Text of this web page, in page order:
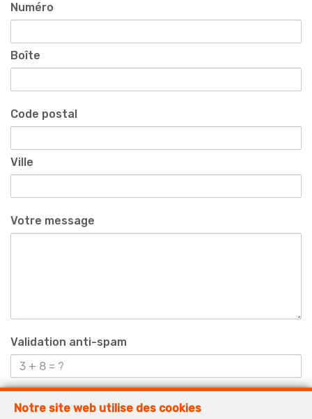
Numéro
Boîte
Code postal
Ville
Votre message
Validation anti-spam
Notre site web utilise des cookies